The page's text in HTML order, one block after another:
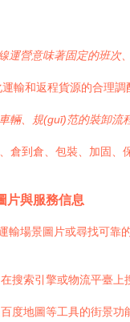
運營意味著固定的班次
輸和返程貨源的合理調
輛、規(guī)范的裝卸流
倉到倉、包裝、加固、
片與服務信息
輸場景圖片或尋找可靠
在搜索引擎或物流平臺上
度地圖等工具的街景功